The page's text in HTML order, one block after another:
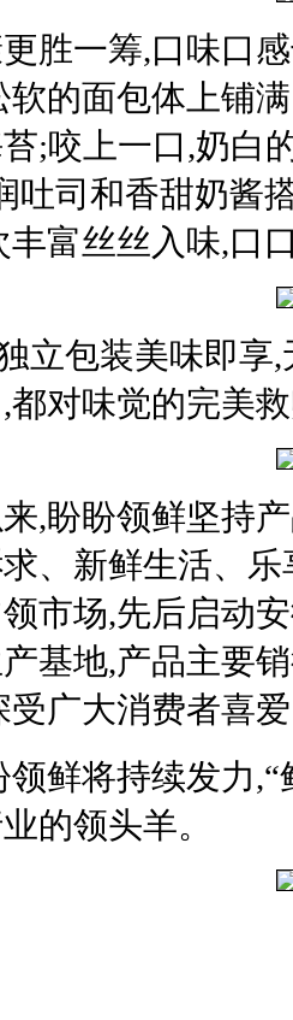
一筹,口味口感
软的面包体上铺
;咬上一口,奶白
吐司和香甜奶酱
丰富丝丝入味,口
包装美味即享,
都对味觉的完美
盼领鲜坚持产
、新鲜生活、
市场,先后启动
基地,产品主要
受广大消费者喜
将持续发力,“
的领头羊。